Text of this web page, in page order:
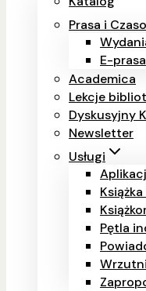
Prasa i
E-prasa
Academica
Lekcje
Dyskusyjny
Newsletter
Usługi
Pętla